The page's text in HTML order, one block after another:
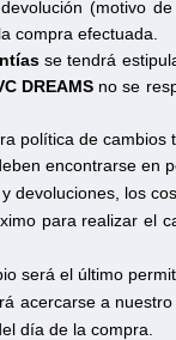
(motivo
compra efectuada.
se tendrá
DREAMSno se
política de cambios
encontrarse en
devoluciones, los
para realizar el
será el último
acercarse a
día de la compra.